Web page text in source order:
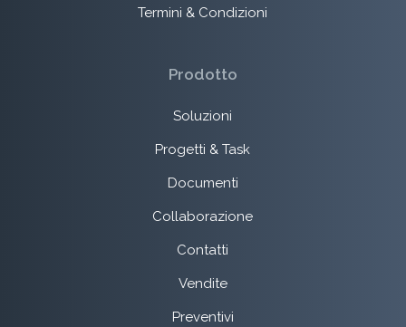
Termini & Condizioni
Prodotto
Soluzioni
Progetti & Task
Documenti
Collaborazione
Contatti
Vendite
Preventivi